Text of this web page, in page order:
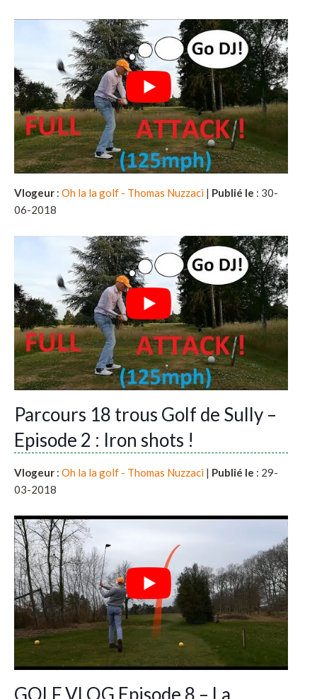
Vlogeur : Oh la la golf - Thomas Nuzzaci | Publié le : 30-
06-2018
Parcours 18 trous Golf de Sully –
Episode 2 : Iron shots !
Vlogeur : Oh la la golf - Thomas Nuzzaci | Publié le : 29-
03-2018
GOLF VLOG Episode 8 – La